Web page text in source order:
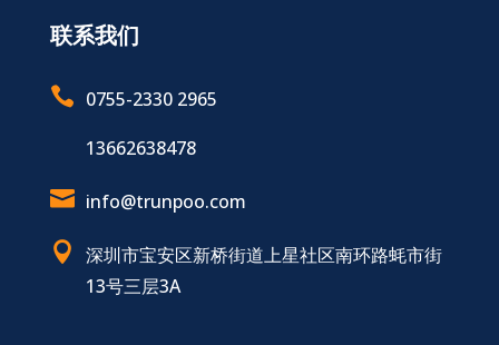
联系我们
 0755-2330 2965
13662638478
 info@trunpoo.com
 深圳市宝安区新桥街道上星社区南环路蚝市街
13号三层3A